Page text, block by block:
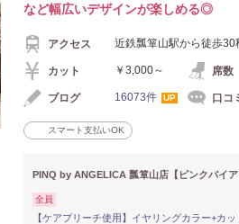
など幅広いデザインが楽しめる◎
アクセス 近鉄瓢箪山駅から徒歩30
カット ￥3,000～ 席数
ブログ 16073件 UP 口コ
スマート支払いOK
PINQ by ANGELICA 瓢箪山店【ピンクバイ
全員
【ケアブリーチ使用】イヤリングカラー+カ